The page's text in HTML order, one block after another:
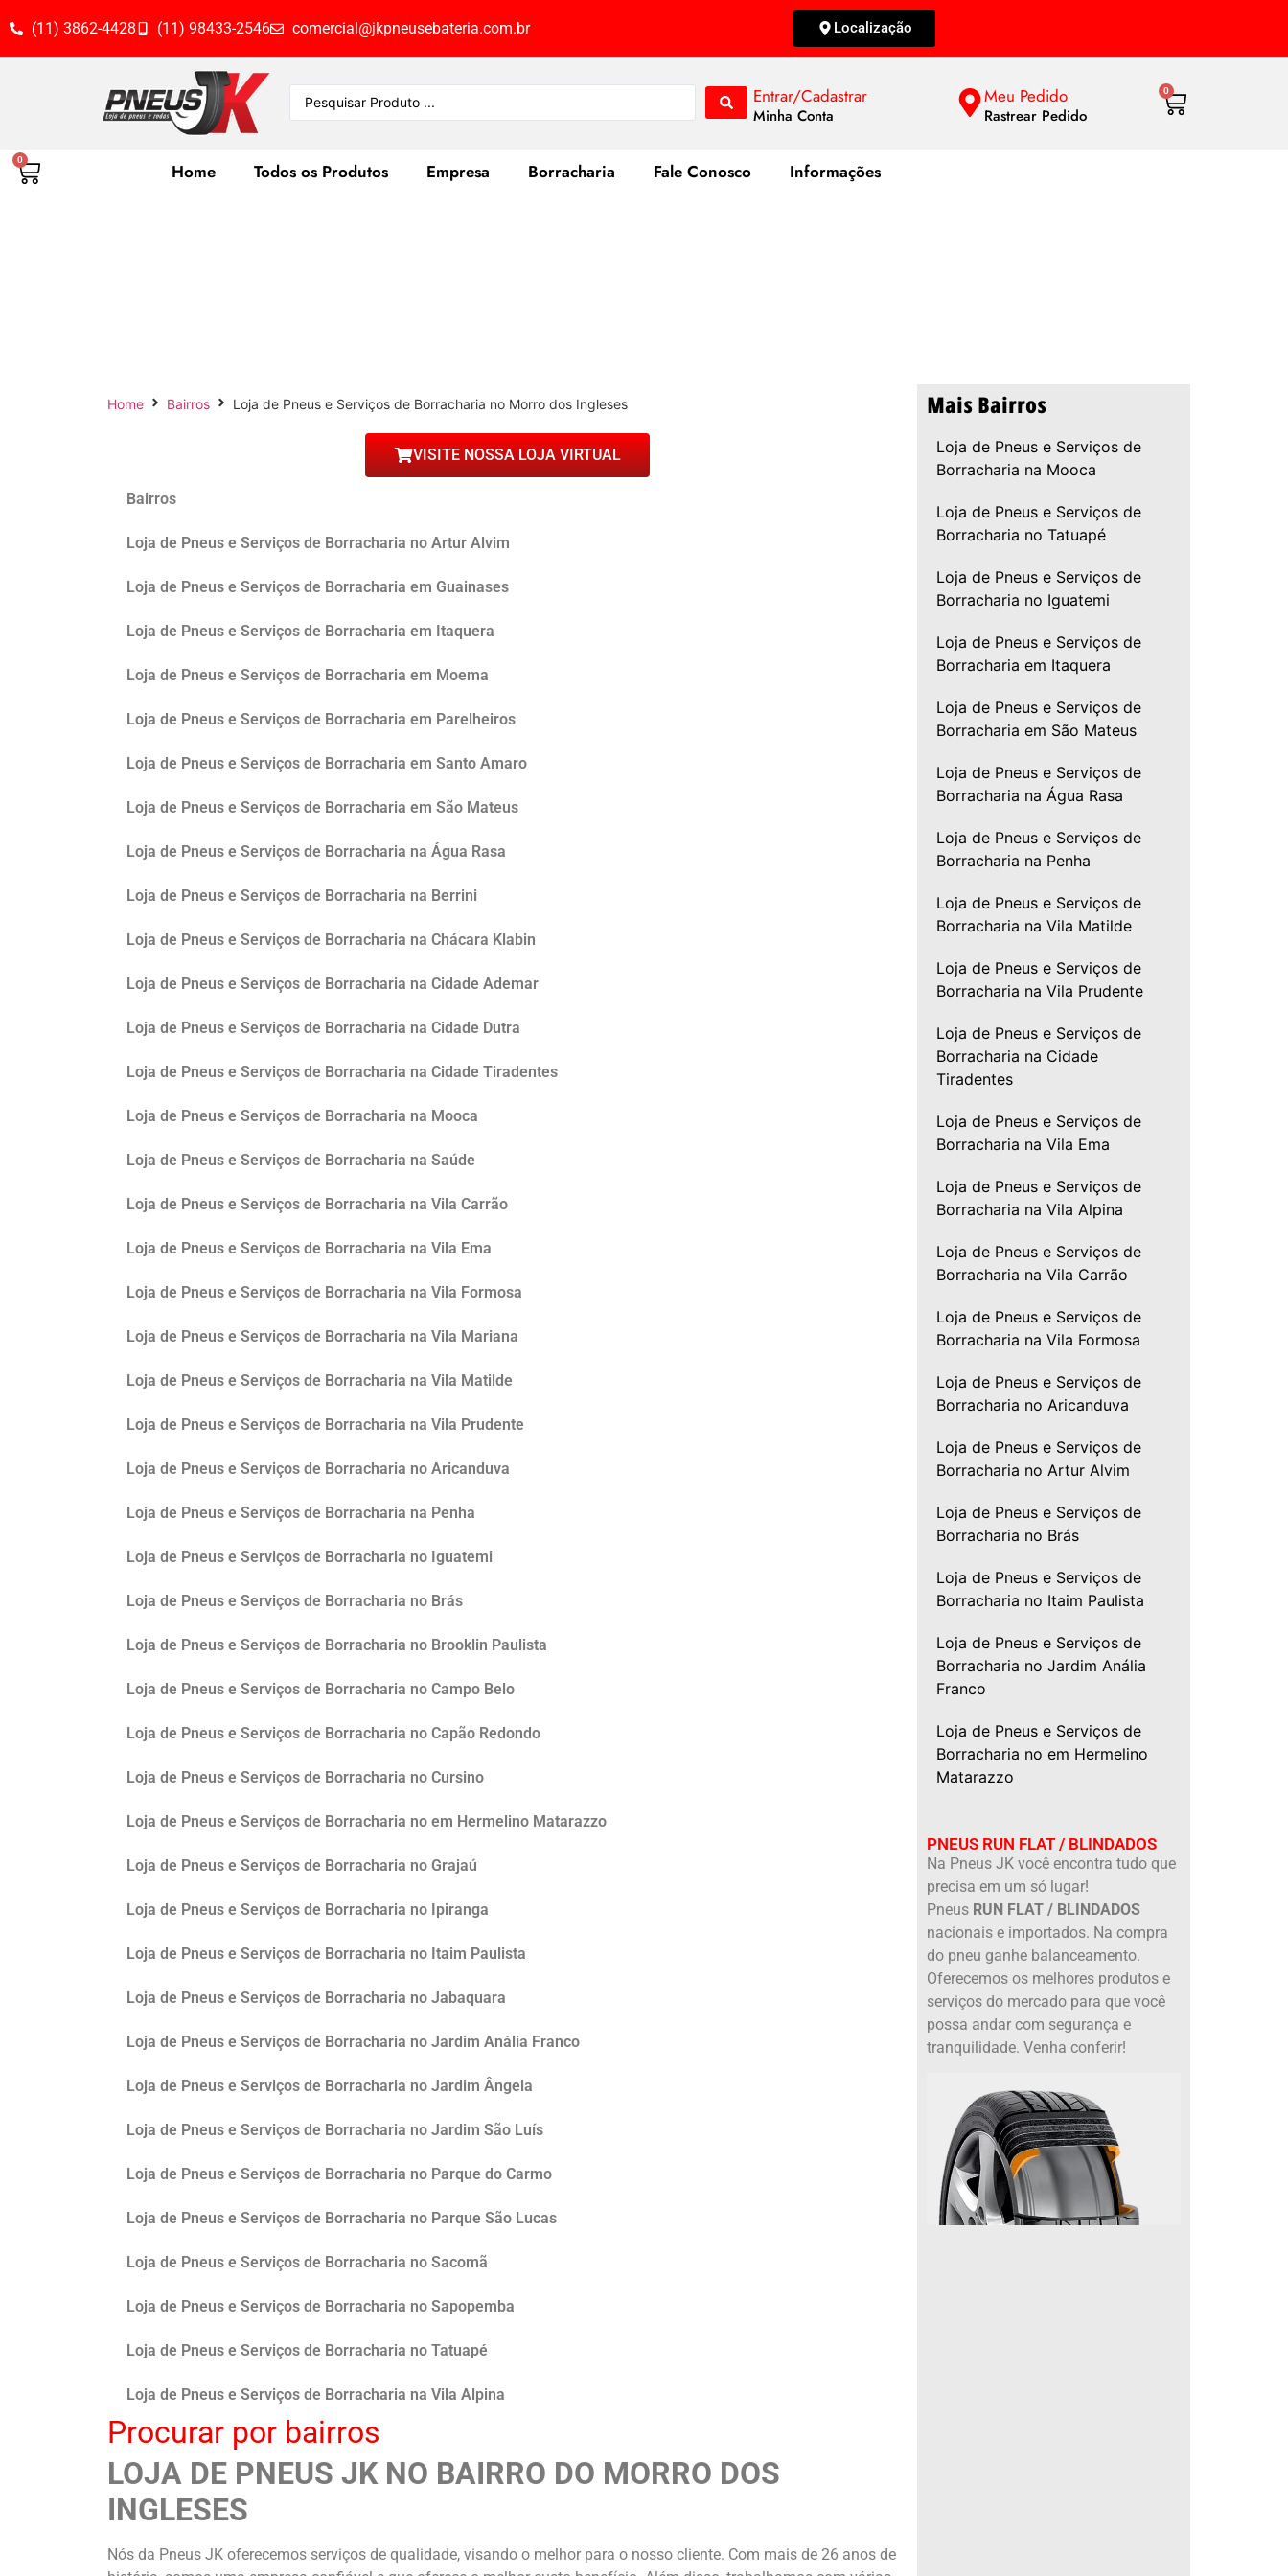
(11) 3862-4428 (11) 98433-2546 comercial@jkpneusebateria.com.br Localização
Entrar/Cadastrar
Minha Conta
Meu Pedido
Rastrear Pedido
0
0
Home Todos os Produtos Empresa Borracharia Fale Conosco Informações
Home Bairros Loja de Pneus e Serviços de Borracharia no Morro dos Ingleses
VISITE NOSSA LOJA VIRTUAL
Bairros
Loja de Pneus e Serviços de Borracharia no Artur Alvim
Loja de Pneus e Serviços de Borracharia em Guainases
Loja de Pneus e Serviços de Borracharia em Itaquera
Loja de Pneus e Serviços de Borracharia em Moema
Loja de Pneus e Serviços de Borracharia em Parelheiros
Loja de Pneus e Serviços de Borracharia em Santo Amaro
Loja de Pneus e Serviços de Borracharia em São Mateus
Loja de Pneus e Serviços de Borracharia na Água Rasa
Loja de Pneus e Serviços de Borracharia na Berrini
Loja de Pneus e Serviços de Borracharia na Chácara Klabin
Loja de Pneus e Serviços de Borracharia na Cidade Ademar
Loja de Pneus e Serviços de Borracharia na Cidade Dutra
Loja de Pneus e Serviços de Borracharia na Cidade Tiradentes
Loja de Pneus e Serviços de Borracharia na Mooca
Loja de Pneus e Serviços de Borracharia na Saúde
Loja de Pneus e Serviços de Borracharia na Vila Carrão
Loja de Pneus e Serviços de Borracharia na Vila Ema
Loja de Pneus e Serviços de Borracharia na Vila Formosa
Loja de Pneus e Serviços de Borracharia na Vila Mariana
Loja de Pneus e Serviços de Borracharia na Vila Matilde
Loja de Pneus e Serviços de Borracharia na Vila Prudente
Loja de Pneus e Serviços de Borracharia no Aricanduva
Loja de Pneus e Serviços de Borracharia na Penha
Loja de Pneus e Serviços de Borracharia no Iguatemi
Loja de Pneus e Serviços de Borracharia no Brás
Loja de Pneus e Serviços de Borracharia no Brooklin Paulista
Loja de Pneus e Serviços de Borracharia no Campo Belo
Loja de Pneus e Serviços de Borracharia no Capão Redondo
Loja de Pneus e Serviços de Borracharia no Cursino
Loja de Pneus e Serviços de Borracharia no em Hermelino Matarazzo
Loja de Pneus e Serviços de Borracharia no Grajaú
Loja de Pneus e Serviços de Borracharia no Ipiranga
Loja de Pneus e Serviços de Borracharia no Itaim Paulista
Loja de Pneus e Serviços de Borracharia no Jabaquara
Loja de Pneus e Serviços de Borracharia no Jardim Anália Franco
Loja de Pneus e Serviços de Borracharia no Jardim Ângela
Loja de Pneus e Serviços de Borracharia no Jardim São Luís
Loja de Pneus e Serviços de Borracharia no Parque do Carmo
Loja de Pneus e Serviços de Borracharia no Parque São Lucas
Loja de Pneus e Serviços de Borracharia no Sacomã
Loja de Pneus e Serviços de Borracharia no Sapopemba
Loja de Pneus e Serviços de Borracharia no Tatuapé
Loja de Pneus e Serviços de Borracharia na Vila Alpina
Procurar por bairros
LOJA DE PNEUS JK NO BAIRRO DO MORRO DOS
INGLESES
Nós da Pneus JK oferecemos serviços de qualidade, visando o melhor para o nosso cliente. Com mais de 26 anos de
Mais Bairros
Loja de Pneus e Serviços de
Borracharia na Mooca
Loja de Pneus e Serviços de
Borracharia no Tatuapé
Loja de Pneus e Serviços de
Borracharia no Iguatemi
Loja de Pneus e Serviços de
Borracharia em Itaquera
Loja de Pneus e Serviços de
Borracharia em São Mateus
Loja de Pneus e Serviços de
Borracharia na Água Rasa
Loja de Pneus e Serviços de
Borracharia na Penha
Loja de Pneus e Serviços de
Borracharia na Vila Matilde
Loja de Pneus e Serviços de
Borracharia na Vila Prudente
Loja de Pneus e Serviços de
Borracharia na Cidade
Tiradentes
Loja de Pneus e Serviços de
Borracharia na Vila Ema
Loja de Pneus e Serviços de
Borracharia na Vila Alpina
Loja de Pneus e Serviços de
Borracharia na Vila Carrão
Loja de Pneus e Serviços de
Borracharia na Vila Formosa
Loja de Pneus e Serviços de
Borracharia no Aricanduva
Loja de Pneus e Serviços de
Borracharia no Artur Alvim
Loja de Pneus e Serviços de
Borracharia no Brás
Loja de Pneus e Serviços de
Borracharia no Itaim Paulista
Loja de Pneus e Serviços de
Borracharia no Jardim Anália
Franco
Loja de Pneus e Serviços de
Borracharia no em Hermelino
Matarazzo
PNEUS RUN FLAT / BLINDADOS
Na Pneus JK você encontra tudo que
precisa em um só lugar!
Pneus RUN FLAT / BLINDADOS
nacionais e importados. Na compra
do pneu ganhe balanceamento.
Oferecemos os melhores produtos e
serviços do mercado para que você
possa andar com segurança e
tranquilidade. Venha conferir!